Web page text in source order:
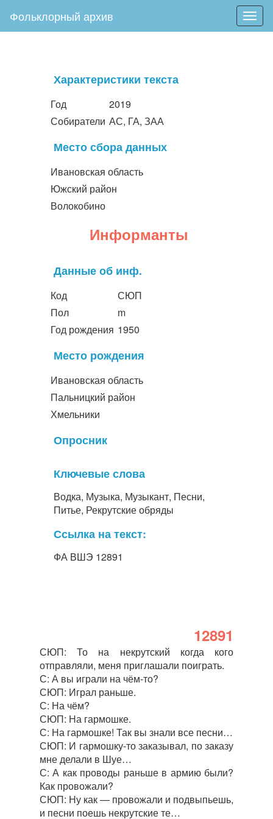
Фольклорный архив
Характеристики текста
Год
2019
Собиратели АС, ГА, ЗАА
Место сбора данных
Ивановская область
Южский район
Волокобино
Информанты
Данные об инф.
Код
СЮП
Пол
m
Год рождения 1950
Место рождения
Ивановская область
Пальницкий район
Хмельники
Опросник
Ключевые слова
Водка, Музыка, Музыкант, Песни,
Питье, Рекрутские обряды
Ссылка на текст:
ФА ВШЭ 12891
12891
СЮП: То на некрутский когда кого
отправляли, меня приглашали поиграть.
С: А вы играли на чём-то?
СЮП: Играл раньше.
С: На чём?
СЮП: На гармошке.
С: На гармошке! Так вы знали все песни…
СЮП: И гармошку-то заказывал, по заказу
мне делали в Шуе…
С: А как проводы раньше в армию были?
Как провожали?
СЮП: Ну как — провожали и подвыпьешь,
и песни поешь некрутские те…